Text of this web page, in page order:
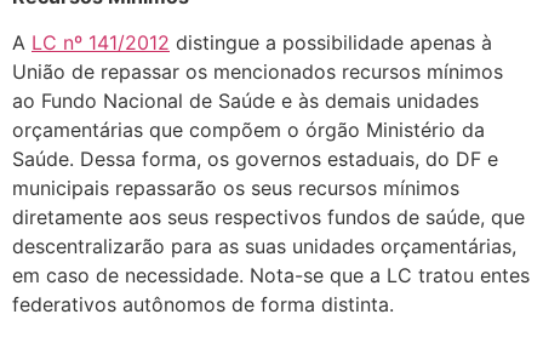
A LC nº 141/2012 distingue a possibilidade apenas à
União de repassar os mencionados recursos mínimos
ao Fundo Nacional de Saúde e às demais unidades
orçamentárias que compõem o órgão Ministério da
Saúde. Dessa forma, os governos estaduais, do DF e
municipais repassarão os seus recursos mínimos
diretamente aos seus respectivos fundos de saúde, que
descentralizarão para as suas unidades orçamentárias,
em caso de necessidade. Nota-se que a LC tratou entes
federativos autônomos de forma distinta.